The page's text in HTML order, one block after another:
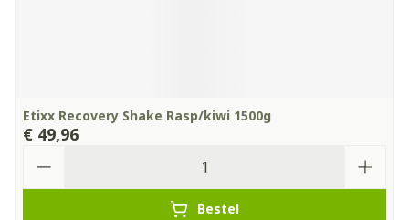
Etixx Recovery Shake Rasp/kiwi 1500g
€ 49,96
Bestel